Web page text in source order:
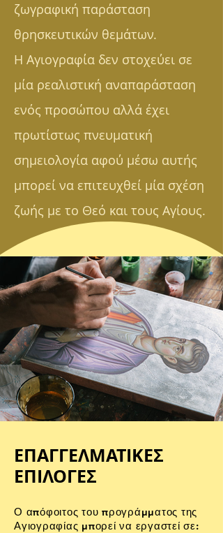
ζωγραφική παράσταση
θρησκευτικών θεμάτων.
Η Αγιογραφία δεν στοχεύει σε
μία ρεαλιστική αναπαράσταση
ενός προσώπου αλλά έχει
πρωτίστως πνευματική
σημειολογία αφού μέσω αυτής
μπορεί να επιτευχθεί μία σχέση
ζωής με το Θεό και τους Αγίους.
ΕΠΑΓΓΕΛΜΑΤΙΚΕΣ
ΕΠΙΛΟΓΕΣ
Ο απόφοιτος του προγράμματος της
Αγιογραφίας μπορεί να εργαστεί σε: